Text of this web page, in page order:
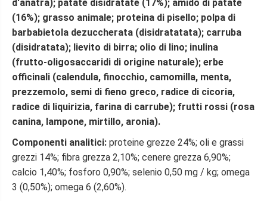
i
c
-
C
r
o
c
c
h
e
t
t
G
r
a
i
n
i
c
C
r
o
c
c
h
t
t
G
i
n
d'anatra); patate disidratate (17%); amido di patate
(16%); grasso animale; proteina di pisello; polpa di
barbabietola dezuccherata (disidratatata); carruba
(disidratata); lievito di birra; olio di lino; inulina
(frutto-oligosaccaridi di origine naturale); erbe
officinali (calendula, finocchio, camomilla, menta,
prezzemolo, semi di fieno greco, radice di cicoria,
radice di liquirizia, farina di carrube); frutti rossi (rosa
canina, lampone, mirtillo, aronia).
Componenti analitici: proteine grezze 24%; oli e grassi
grezzi 14%; fibra grezza 2,10%; cenere grezza 6,90%;
calcio 1,40%; fosforo 0,90%; selenio 0,50 mg / kg; omega
3 (0,50%); omega 6 (2,60%).